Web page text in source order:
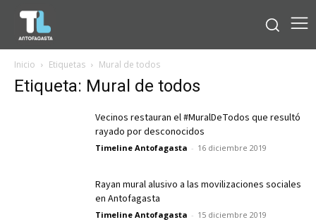
Inicio Etiquetas Mural de todos
Etiqueta: Mural de todos
Vecinos restauran el #MuralDeTodos que resultó
rayado por desconocidos
Timeline Antofagasta - 16 diciembre 2019
Rayan mural alusivo a las movilizaciones sociales
en Antofagasta
Timeline Antofagasta - 15 diciembre 2019